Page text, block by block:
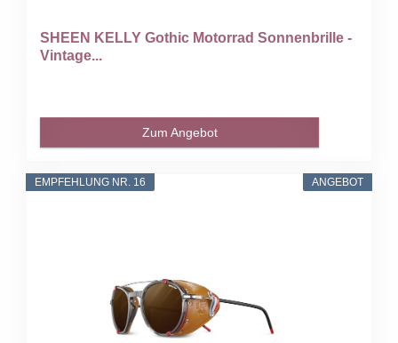
SHEEN KELLY Gothic Motorrad Sonnenbrille -
Vintage...
Zum Angebot
ANGEBOT
EMPFEHLUNG NR. 16